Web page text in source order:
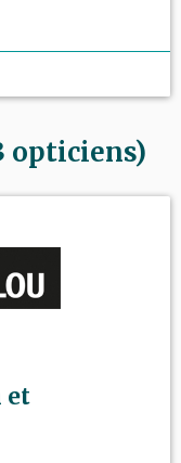
opticiens)
et